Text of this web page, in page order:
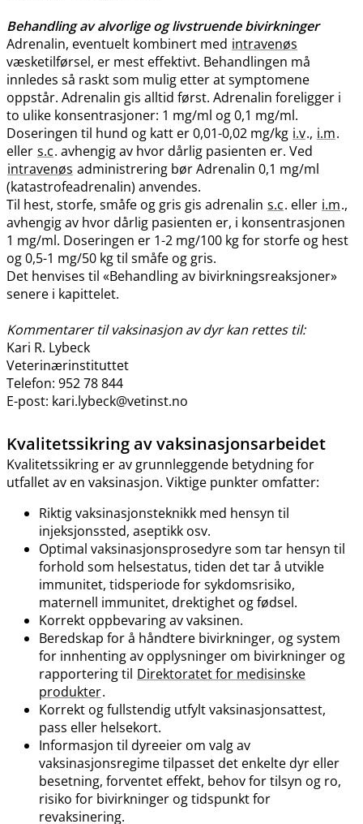
Behandling av alvorlige og livstruende bivirkninger
Adrenalin, eventuelt kombinert med intravenøs
væsketilførsel, er mest effektivt. Behandlingen må
innledes så raskt som mulig etter at symptomene
oppstår. Adrenalin gis alltid først. Adrenalin foreligger i
to ulike konsentrasjoner: 1 mg/ml og 0,1 mg​/​ml.
Doseringen til hund og katt er 0,01-0,02 mg/kg i.v., i.m.
eller s.c. avhengig av hvor dårlig pasienten er. Ved
intravenøs administrering bør Adrenalin 0,1 mg/ml
(katastrofeadrenalin) anvendes.
Til hest, storfe, småfe og gris gis adrenalin s.c. eller i.m.,
avhengig av hvor dårlig pasienten er, i konsentrasjonen
1 mg​/​ml. Doseringen er 1-2 mg/100 kg for storfe og hest
og 0,5-1 mg/50 kg til småfe og gris.
Det henvises til «Behandling av bivirkningsreaksjoner»
senere i kapittelet.
Kommentarer til vaksinasjon av dyr kan rettes til:
Kari R. Lybeck
Veterinærinstituttet
Telefon: 952 78 844
E-post: kari.lybeck@vetinst.no
Kvalitetssikring av vaksinasjonsarbeidet
Kvalitetssikring er av grunnleggende betydning for
utfallet av en vaksinasjon. Viktige punkter omfatter:
Riktig vaksinasjonsteknikk med hensyn til
injeksjonssted, aseptikk osv.
Optimal vaksinasjonsprosedyre som tar hensyn til
forhold som helsestatus, tiden det tar å utvikle
immunitet, tidsperiode for sykdomsrisiko,
maternell immunitet, drektighet og fødsel.
Korrekt oppbevaring av vaksinen.
Beredskap for å håndtere bivirkninger, og system
for innhenting av opplysninger om bivirkninger og
rapportering til Direktoratet for medisinske
produkter.
Korrekt og fullstendig utfylt vaksinasjonsattest,
pass eller helsekort.
Informasjon til dyreeier om valg av
vaksinasjonsregime tilpasset det enkelte dyr eller
besetning, forventet effekt, behov for tilsyn og ro,
risiko for bivirkninger og tidspunkt for
revaksinering.